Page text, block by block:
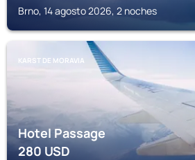
Brno, 14 agosto 2026, 2 noches
KARST DE MORAVIA
Hotel Passage
280USD